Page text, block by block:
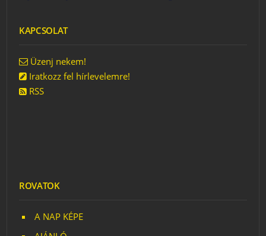
KAPCSOLAT
Üzenj nekem!
Iratkozz fel hírlevelemre!
RSS
ROVATOK
A NAP KÉPE